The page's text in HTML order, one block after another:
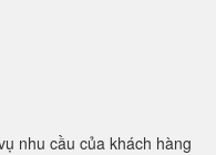
nhu cầu của khách hàng